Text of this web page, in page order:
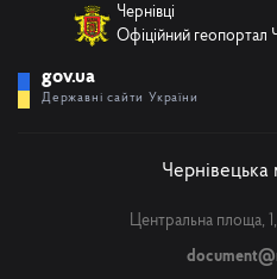
Чернівці
Офіційний геопортал
gov.ua
Державні сайти України
Чернівецька
Центральна площа,